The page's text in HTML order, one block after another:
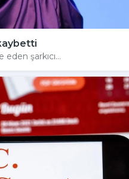
şarkıcı...